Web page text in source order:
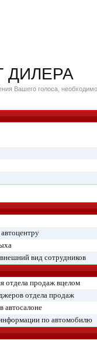
ДИЛЕРА
Вашего голоса,
вид сотрудников
отдела продаж вцелом
отдела продаж
автосалоне
по автомобилю